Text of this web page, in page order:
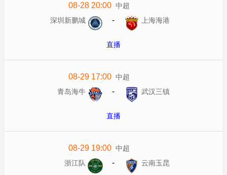
08-28 20:00 中超
深圳新鹏城
- 上海海港
直播
08-29 17:00 中超
青岛海牛
- 武汉三镇
直播
08-29 19:00 中超
浙江队
- 云南玉昆